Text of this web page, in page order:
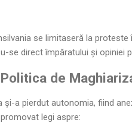
se limitaseră la proteste
se direct împăratului și opiniei
de
a pierdut autonomia, fiind
legi aspre: